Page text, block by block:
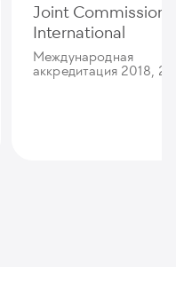
Joint Commission
International
Международная
аккредитация 2018,